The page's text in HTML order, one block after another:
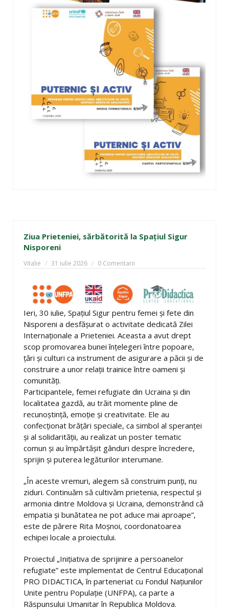
Ziua Prieteniei, sărbătorită la Spațiul Sigur
Nisporeni
Vitalie 31 iulie 2026 0 Comentarii
Ieri, 30 iulie, Spațiul Sigur pentru femei și fete din
Nisporeni a desfășurat o activitate dedicată Zilei
Internaționale a Prieteniei. Aceasta a avut drept
scop promovarea bunei înțelegeri între popoare,
țări și culturi ca instrument de asigurare a păcii și de
construire a unor relații trainice între oameni și
comunități.
Participantele, femei refugiate din Ucraina și din
localitatea gazdă, au trăit momente pline de
recunoștință, emoție și creativitate. Ele au
confecționat brățări speciale, ca simbol al speranței
și al solidarității, au realizat un poster tematic
comun și au împărtășit gânduri despre încredere,
sprijin și puterea legăturilor interumane.
„În aceste vremuri, alegem să construim punți, nu
ziduri. Continuăm să cultivăm prietenia, respectul și
armonia dintre Moldova și Ucraina, demonstrând că
empatia și bunătatea ne pot aduce mai aproape”,
este de părere Rita Moșnoi, coordonatoarea
echipei locale a proiectului.
Proiectul „Inițiativa de sprijinire a persoanelor
refugiate” este implementat de Centrul Educațional
PRO DIDACTICA, în parteneriat cu Fondul Națiunilor
Unite pentru Populație (UNFPA), ca parte a
Răspunsului Umanitar în Republica Moldova.